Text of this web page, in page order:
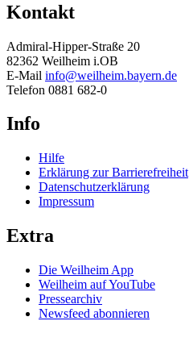
Kontakt
Admiral-Hipper-Straße 20
82362 Weilheim i.OB
E-Mail info@weilheim.bayern.de
Telefon 0881 682-0
Info
Hilfe
Erklärung zur Barrierefreiheit
Datenschutzerklärung
Impressum
Extra
Die Weilheim App
Weilheim auf YouTube
Pressearchiv
Newsfeed abonnieren